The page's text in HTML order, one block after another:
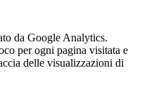
da Google Analytics.
per ogni pagina visitata e
delle visualizzazioni di